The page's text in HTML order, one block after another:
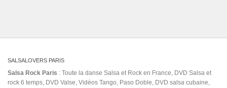
SALSALOVERS PARIS
Salsa Rock Paris : Toute la danse Salsa et Rock en France, DVD Salsa et
rock 6 temps, DVD Valse, Vidéos Tango, Paso Doble, DVD salsa cubaine,